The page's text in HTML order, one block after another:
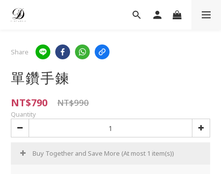
Share
單鑽手鍊
NT$790 NT$990
Quantity
Buy Together and Save More (At most 1 item(s))